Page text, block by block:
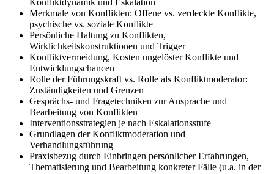
Konfliktdynamik und Eskalation
Merkmale von Konflikten: Offene vs. verdeckte Konflikte,
psychische vs. soziale Konflikte
Persönliche Haltung zu Konflikten,
Wirklichkeitskonstruktionen und Trigger
Konfliktvermeidung, Kosten ungelöster Konflikte und
Entwicklungschancen
Rolle der Führungskraft vs. Rolle als Konfliktmoderator:
Zuständigkeiten und Grenzen
Gesprächs- und Fragetechniken zur Ansprache und
Bearbeitung von Konflikten
Interventionsstrategien je nach Eskalationsstufe
Grundlagen der Konfliktmoderation und
Verhandlungsführung
Praxisbezug durch Einbringen persönlicher Erfahrungen,
Thematisierung und Bearbeitung konkreter Fälle (u.a. in der